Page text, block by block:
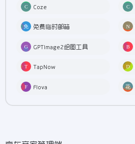
Coze
免费临时邮箱
GPTImage2绘图工具
TapNow
Flova